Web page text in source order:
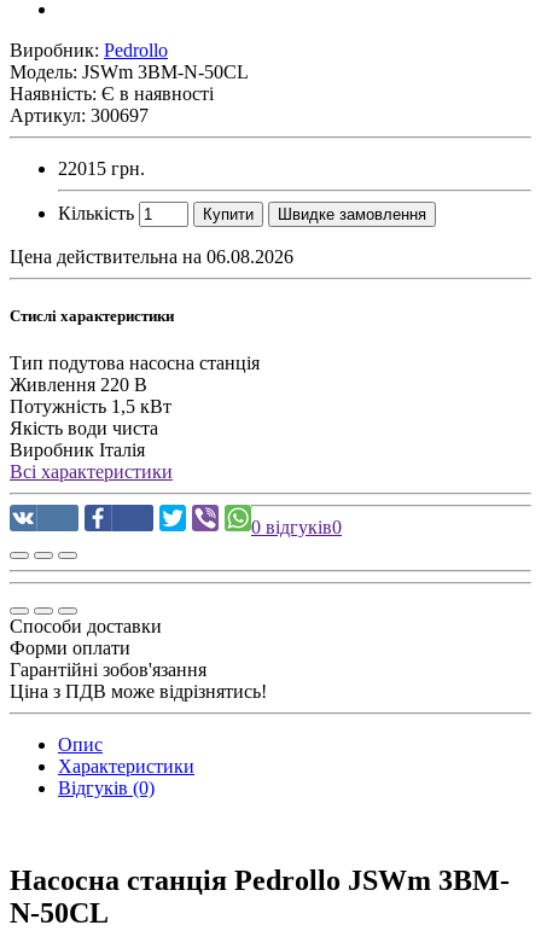
Виробник: Pedrollo
Модель: JSWm 3BM-N-50CL
Наявність: Є в наявності
Артикул: 300697
22015 грн.
Кількість Купити Швидке замовлення
Цена действительна на 06.08.2026
Стислі характеристики
Тип подутова насосна станція
Живлення 220 В
Потужність 1,5 кВт
Якість води чиста
Виробник Італія
Всі характеристики
0 відгуків0
Способи доставки
Форми оплати
Гарантійні зобов'язання
Ціна з ПДВ може відрізнятись!
Опис
Характеристики
Відгуків (0)
Насосна станція Pedrollo JSWm 3BM-
N-50CL